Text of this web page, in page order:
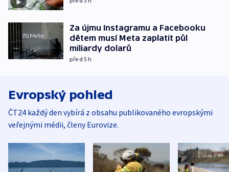
Za újmu Instagramu a Facebooku
dětem musí Meta zaplatit půl
miliardy dolarů
před 5h
Evropský pohled
ČT24 každý den vybírá z obsahu publikovaného evropskými
veřejnými médii, členy Eurovize.